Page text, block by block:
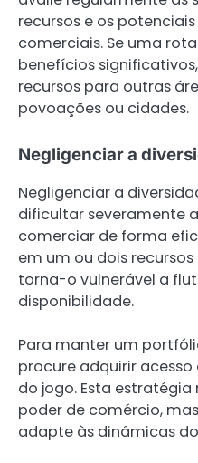
recursos e os
comerciais. Se uma
benefícios
recursos para outras
povoações ou cidades.
Negligenciar a
Negligenciar a
dificultar severamente
comerciar de forma
em um ou dois
torna-o vulnerável a
disponibilidade.
Para manter um
procure adquirir
do jogo. Esta
poder de comércio,
adapte às dinâmicas